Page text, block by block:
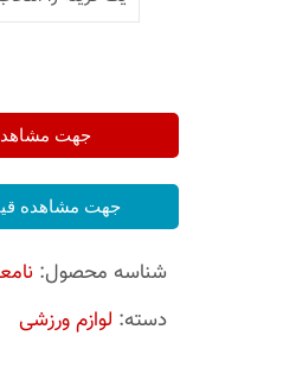
جهت
جهت مشاهده
شناسه محصول:
دسته: لوازم ورزشی